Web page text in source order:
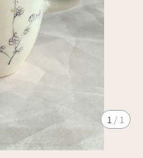
1 / 1